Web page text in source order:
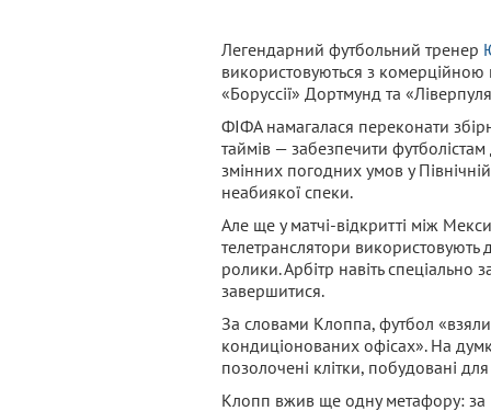
Легендарний футбольний тренер
використовуються з
«Боруссії» Дортмунд та
ФІФА намагалася переконати
таймів — забезпечити
змінних погодних умов у
неабиякої спеки.
Але ще у матчі-відкритті між
телетранслятори використовують
ролики. Арбітр навіть спеціально
завершитися.
За словами Клоппа, футбол
кондиціонованих офісах». На
позолочені клітки, побудовані
Клопп вжив ще одну метафору: за